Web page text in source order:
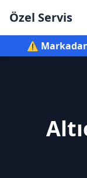
Özel Servis
⚠️ Markadan